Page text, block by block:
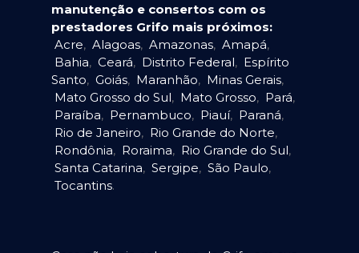
manutenção e consertos com os
prestadores Grifo mais próximos:
Acre, Alagoas, Amazonas, Amapá,
Bahia, Ceará, Distrito Federal, Espírito
Santo, Goiás, Maranhão, Minas Gerais,
Mato Grosso do Sul, Mato Grosso, Pará,
Paraíba, Pernambuco, Piauí, Paraná,
Rio de Janeiro, Rio Grande do Norte,
Rondônia, Roraima, Rio Grande do Sul,
Santa Catarina, Sergipe, São Paulo,
Tocantins.